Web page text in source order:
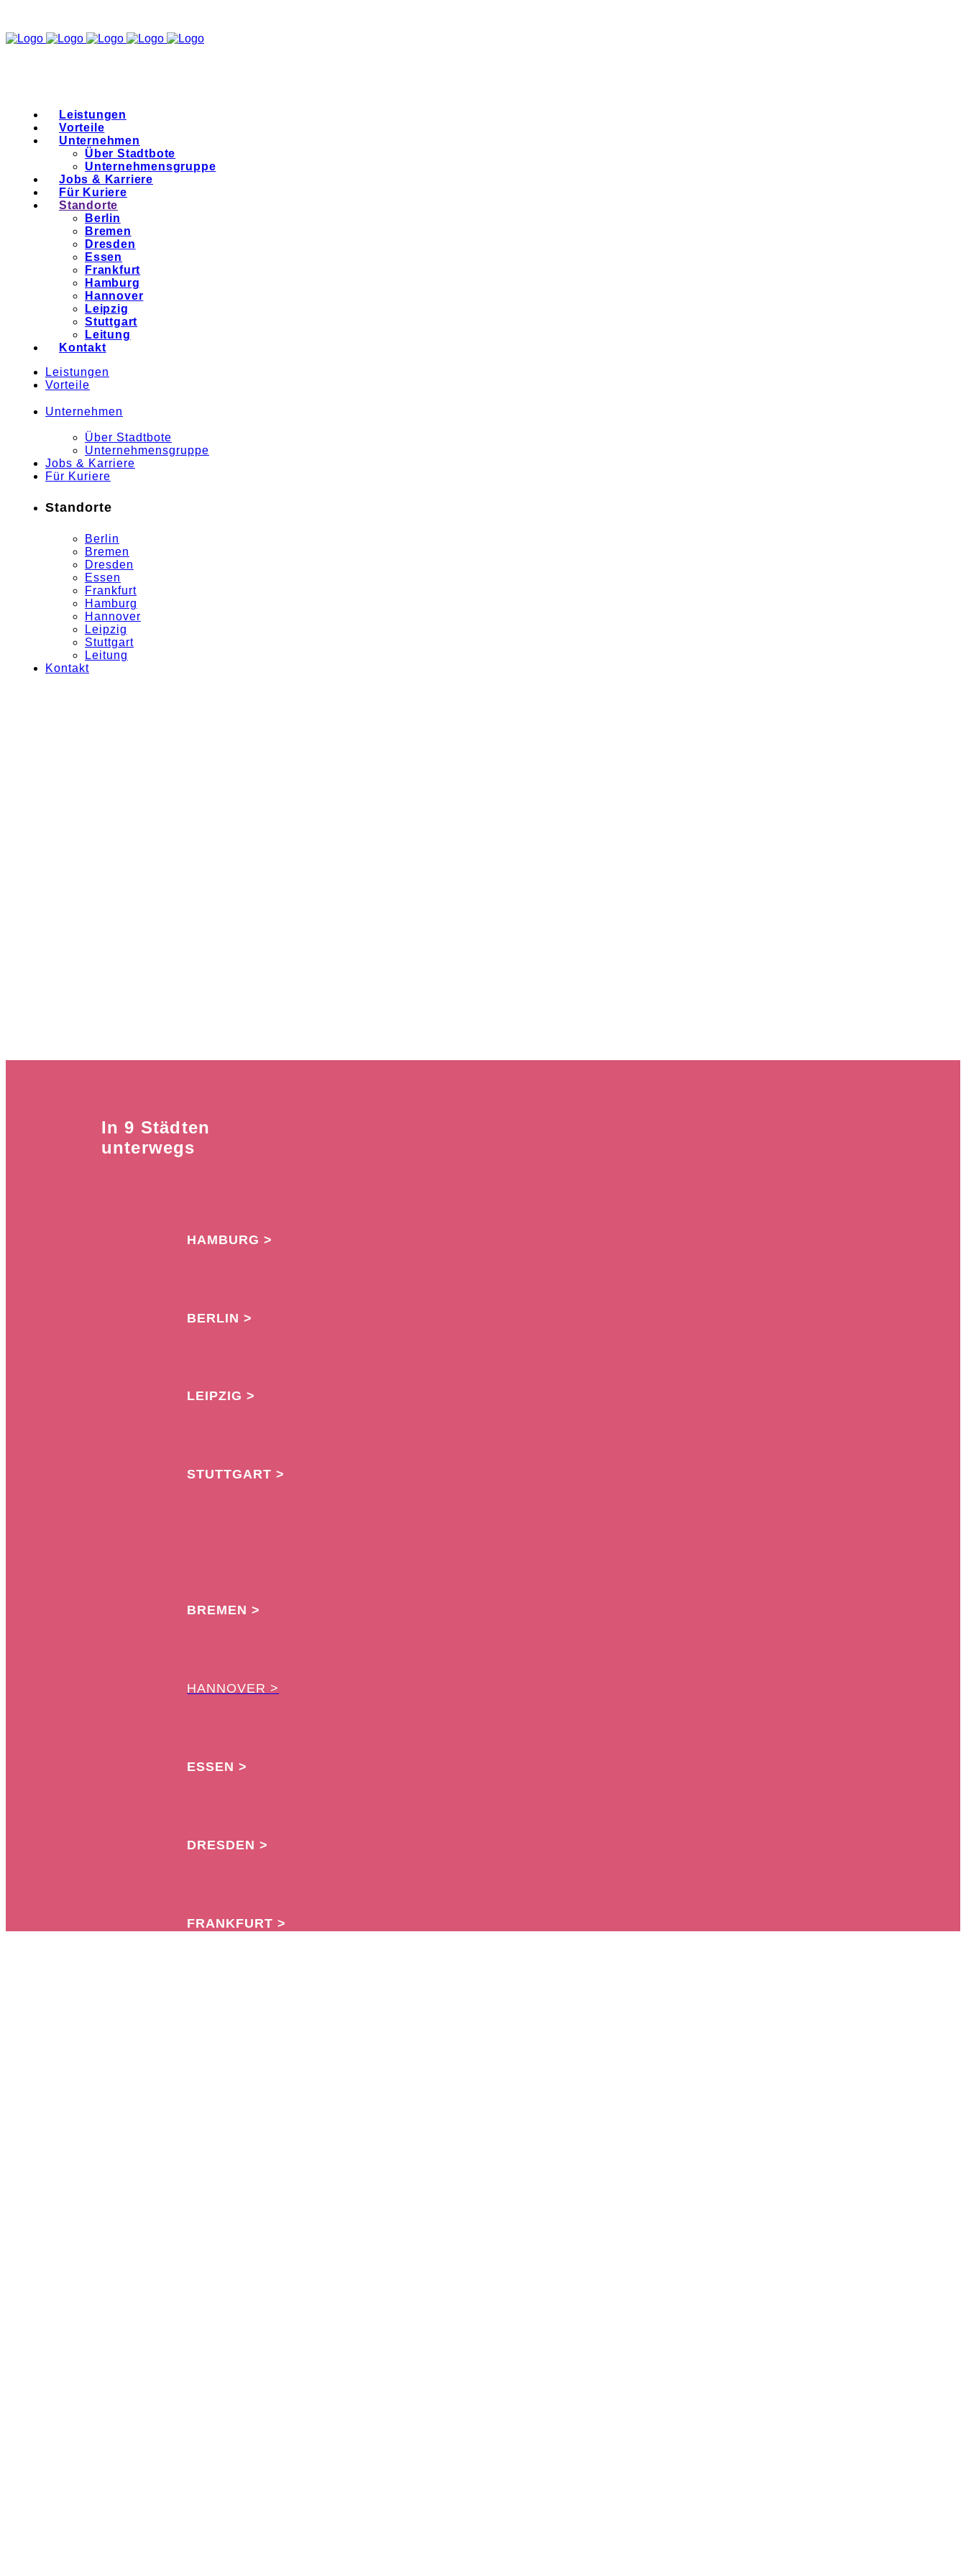
Leistungen
Vorteile
Unternehmen
Über Stadtbote
Unternehmensgruppe
Jobs & Karriere
Für Kuriere
Standorte
Berlin
Bremen
Dresden
Essen
Frankfurt
Hamburg
Hannover
Leipzig
Stuttgart
Leitung
Kontakt
Leistungen
Vorteile
Unternehmen
Über Stadtbote
Unternehmensgruppe
Jobs & Karriere
Für Kuriere
Standorte
Berlin
Bremen
Dresden
Essen
Frankfurt
Hamburg
Hannover
Leipzig
Stuttgart
Leitung
Kontakt
In 9 Städten
unterwegs
HAMBURG >
BERLIN >
LEIPZIG >
STUTTGART >
BREMEN >
HANNOVER >
ESSEN >
DRESDEN >
FRANKFURT >